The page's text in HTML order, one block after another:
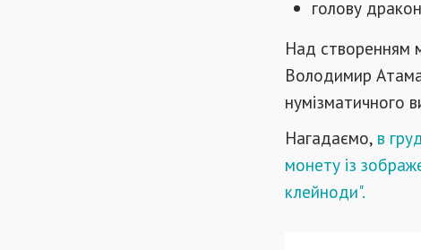
голову
Над створенням
Володимир
нумізматичного
Нагадаємо, в
монету із
клейноди".